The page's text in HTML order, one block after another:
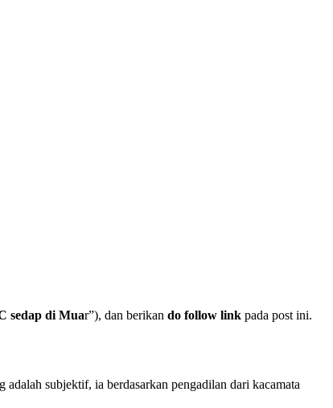
sedap di Muar”), dan berikan do follow link pada post ini.
subjektif, ia berdasarkan pengadilan dari kacamata